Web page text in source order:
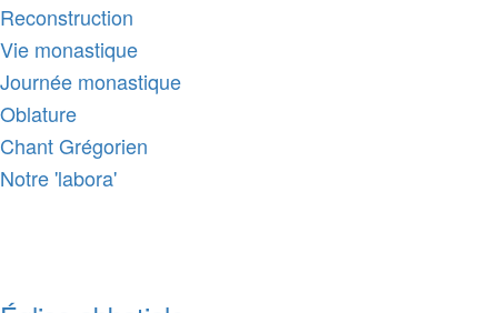
Reconstruction
Vie monastique
Journée monastique
Oblature
Chant Grégorien
Notre 'labora'